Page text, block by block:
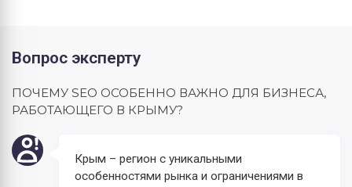
Вопрос эксперту
ПОЧЕМУ SEO ОСОБЕННО ВАЖНО ДЛЯ БИЗНЕСА,
РАБОТАЮЩЕГО В КРЫМУ?
Крым – регион с уникальными
особенностями рынка и ограничениями в